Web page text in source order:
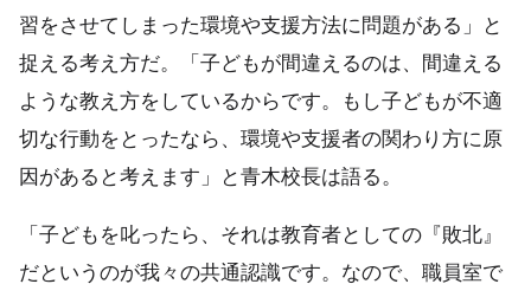
習をさせてしまった環境や支援方法に問題がある」と
捉える考え方だ。「子どもが間違えるのは、間違える
ような教え方をしているからです。もし子どもが不適
切な行動をとったなら、環境や支援者の関わり方に原
因があると考えます」と青木校長は語る。
「子どもを叱ったら、それは教育者としての『敗北』
だというのが我々の共通認識です。なので、職員室で